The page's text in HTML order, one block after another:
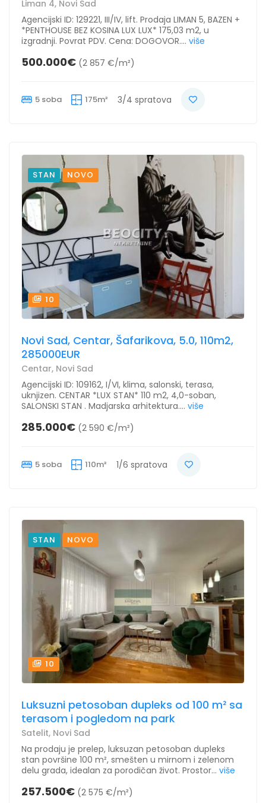
Liman 4, Novi Sad
Agencijski ID: 129221, III/IV, lift. Prodaja LIMAN 5, BAZEN +
*PENTHOUSE BEZ KOSINA LUX LUX* 175,03 m2, u
izgradnji. Povrat PDV. Cena: DOGOVOR.... više
500.000€ (2 857 €/m²)
5 soba 175m² 3/4 spratova
STAN NOVO
10
Novi Sad, Centar, Šafarikova, 5.0, 110m2,
285000EUR
Centar, Novi Sad
Agencijski ID: 109162, I/VI, klima, salonski, terasa,
uknjizen. CENTAR *LUX STAN* 110 m2, 4,0-soban,
SALONSKI STAN . Madjarska arhitektura.... više
285.000€ (2 590 €/m²)
5 soba 110m² 1/6 spratova
STAN NOVO
10
Luksuzni petosoban dupleks od 100 m² sa
terasom i pogledom na park
Satelit, Novi Sad
Na prodaju je prelep, luksuzan petosoban dupleks
stan površine 100 m², smešten u mirnom i zelenom
delu grada, idealan za porodičan život. Prostor... više
257.500€ (2 575 €/m²)